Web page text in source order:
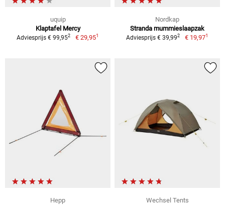
uquip
Klaptafel Mercy
Adviesprijs € 99,952 € 29,951
Nordkap
Stranda mummieslaapzak
Adviesprijs € 39,992 € 19,971
Hepp
Wechsel Tents